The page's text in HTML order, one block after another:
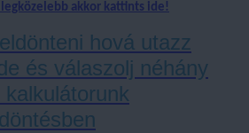
akkor kattints ide!
hová utazz
és válaszolj néhány